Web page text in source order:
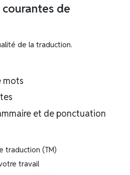
de
de la traduction.
mots
et de ponctuation
traduction (TM)
travail